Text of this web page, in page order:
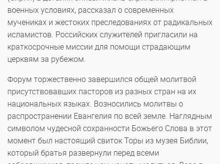
военных условиях, рассказал о современных
мучениках и жестоких преследованиях от радикальных
исламистов. Российских служителей пригласили на
краткосрочные миссии для помощи страдающим
церквям за рубежом.
Форум торжественно завершился общей молитвой
присутствовавших пасторов из разных стран на их
национальных языках. Возносились молитвы о
распространении Евангелия по всей земле. Наглядным
символом чудесной сохранности Божьего Слова в этот
момент был настоящий свиток Торы из музея Библии,
который братья развернули перед всеми